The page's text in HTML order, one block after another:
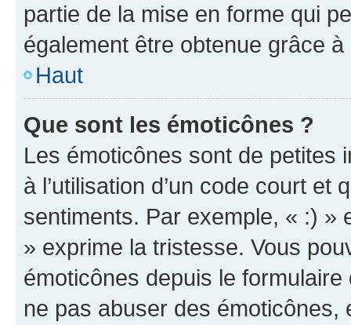
partie de la mise en forme qui
également être obtenue grâce à
Haut
Que sont les émoticônes ?
Les émoticônes sont de petites
à l’utilisation d’un code court et
sentiments. Par exemple, « :) »
» exprime la tristesse. Vous
émoticônes depuis le
ne pas abuser des